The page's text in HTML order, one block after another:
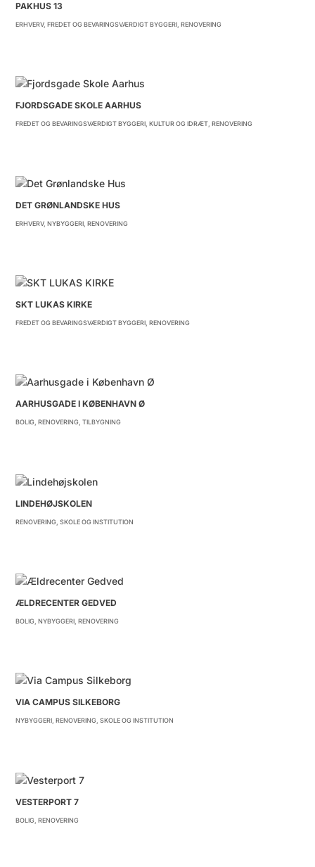
PAKHUS 13
ERHVERV,FREDET OG BEVARINGSVÆRDIGT BYGGERI ,RENOVERING
FJORDSGADE SKOLE AARHUS
FREDET OG BEVARINGSVÆRDIGT BYGGERI ,KULTUR OG IDRÆT ,RENOVERING
DET GRØNLANDSKE HUS
ERHVERV,NYBYGGERI ,RENOVERING
SKT LUKAS KIRKE
FREDET OG BEVARINGSVÆRDIGT BYGGERI ,RENOVERING
AARHUSGADE I KØBENHAVN Ø
BOLIG,RENOVERING,TILBYGNING
LINDEHØJSKOLEN
RENOVERING ,SKOLE OG INSTITUTION
ÆLDRECENTER GEDVED
BOLIG ,NYBYGGERI ,RENOVERING
VIA CAMPUS SILKEBORG
NYBYGGERI,RENOVERING,SKOLE OG INSTITUTION
VESTERPORT 7
BOLIG ,RENOVERING